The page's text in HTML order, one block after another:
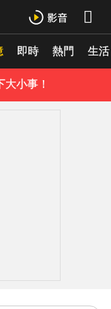
即時 熱門 生活
《理財達人秀》X 安聯投信免費講座報名中！搶先卡位 2027
小事！
散統促黨